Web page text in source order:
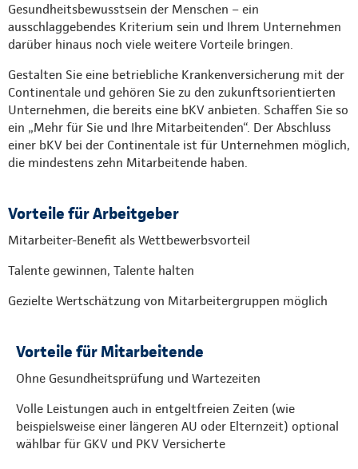
Gesundheitsbewusstsein der Menschen – ein
ausschlaggebendes Kriterium sein und Ihrem Unternehmen
darüber hinaus noch viele weitere Vorteile bringen.
Gestalten Sie eine betriebliche Krankenversicherung mit der
Continentale und gehören Sie zu den zukunftsorientierten
Unternehmen, die bereits eine bKV anbieten. Schaffen Sie so
ein „Mehr für Sie und Ihre Mitarbeitenden“. Der Abschluss
einer bKV bei der Continentale ist für Unternehmen möglich,
die mindestens zehn Mitarbeitende haben.
Vorteile für Arbeitgeber
Mitarbeiter-Benefit als Wettbewerbsvorteil
Talente gewinnen, Talente halten
Gezielte Wertschätzung von Mitarbeitergruppen möglich
Vorteile für Mitarbeitende
Ohne Gesundheitsprüfung und Wartezeiten
Volle Leistungen auch in entgeltfreien Zeiten (wie
beispielsweise einer längeren AU oder Elternzeit) optional
wählbar für GKV und PKV Versicherte